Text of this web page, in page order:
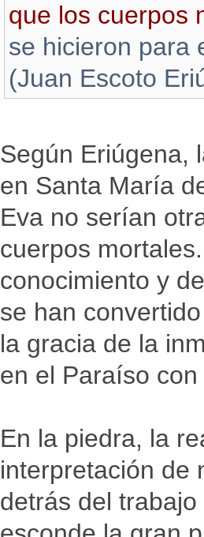
que los cuerpos
se hicieron para
(Juan Escoto
Según Eriúgena,
en Santa María
Eva no serían
cuerpos
conocimiento y
se han
la gracia de la
en el Paraíso
En la piedra, la
interpretación de
detrás del